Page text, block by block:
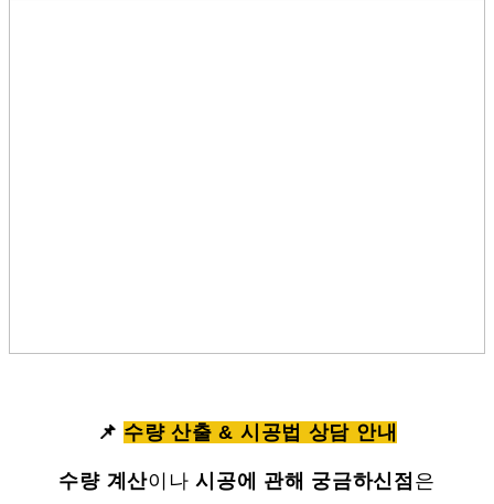
📌 수량 산출 & 시공법 상담 안내
수량 계산이나시공에 관해 궁금하신점 은